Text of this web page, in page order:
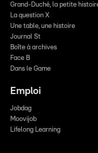
Grand-Duché, la petite
La question X
Une table, une histoire
Journal St
Boîte à archives
Face B
Dans le Game
Emploi
Jobdag
Moovijob
Lifelong Learning